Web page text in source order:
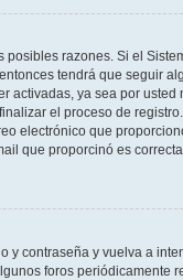
razones. Si el
tendrá que seguir
activadas, ya sea por usted
el proceso de
electrónico que
que proporcinó es
y contraseña y vuelva a
foros periódicamente